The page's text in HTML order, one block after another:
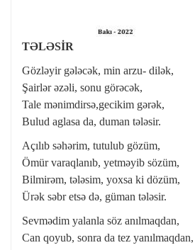
TƏLƏSİR
Gözləyir gələcək, min arzu- dilək,
Şairlər əzəli, sonu görəcək,
Tale mənimdirsə,gecikim gərək,
Bulud aglasa da, duman tələsir.
Açılıb səhərim, tutulub gözüm,
Ömür varaqlanıb, yetməyib sözüm,
Bilmirəm, tələsim, yoxsa ki dözüm,
Ürək səbr etsə də, güman tələsir.
Sevmədim yalanla söz anılmaqdan,
Can qoyub, sonra da tez yanılmaqdan,